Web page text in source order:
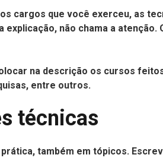
cargos que você exerceu, as
não chama a
na descrição os cursos
entre outros.
técnicas
também em tópicos.